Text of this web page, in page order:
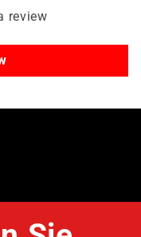
review